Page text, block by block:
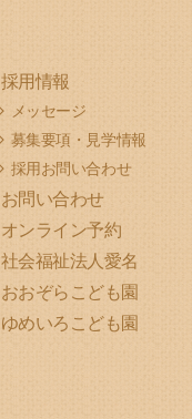
採用情報
メッセージ
募集要項・見学情報
採用お問い合わせ
お問い合わせ
オンライン予約
社会福祉法人愛名
おおぞらこども園
ゆめいろこども園